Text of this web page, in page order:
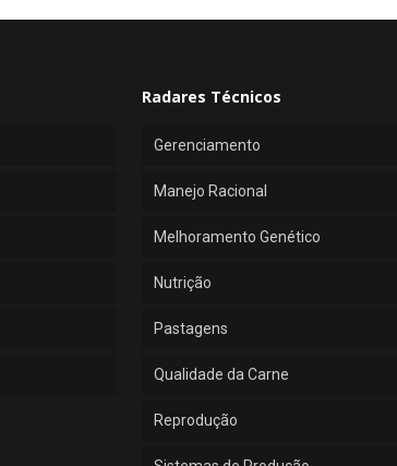
Radares Técnicos
Gerenciamento
Manejo Racional
Melhoramento Genético
Nutrição
Pastagens
Qualidade da Carne
Reprodução